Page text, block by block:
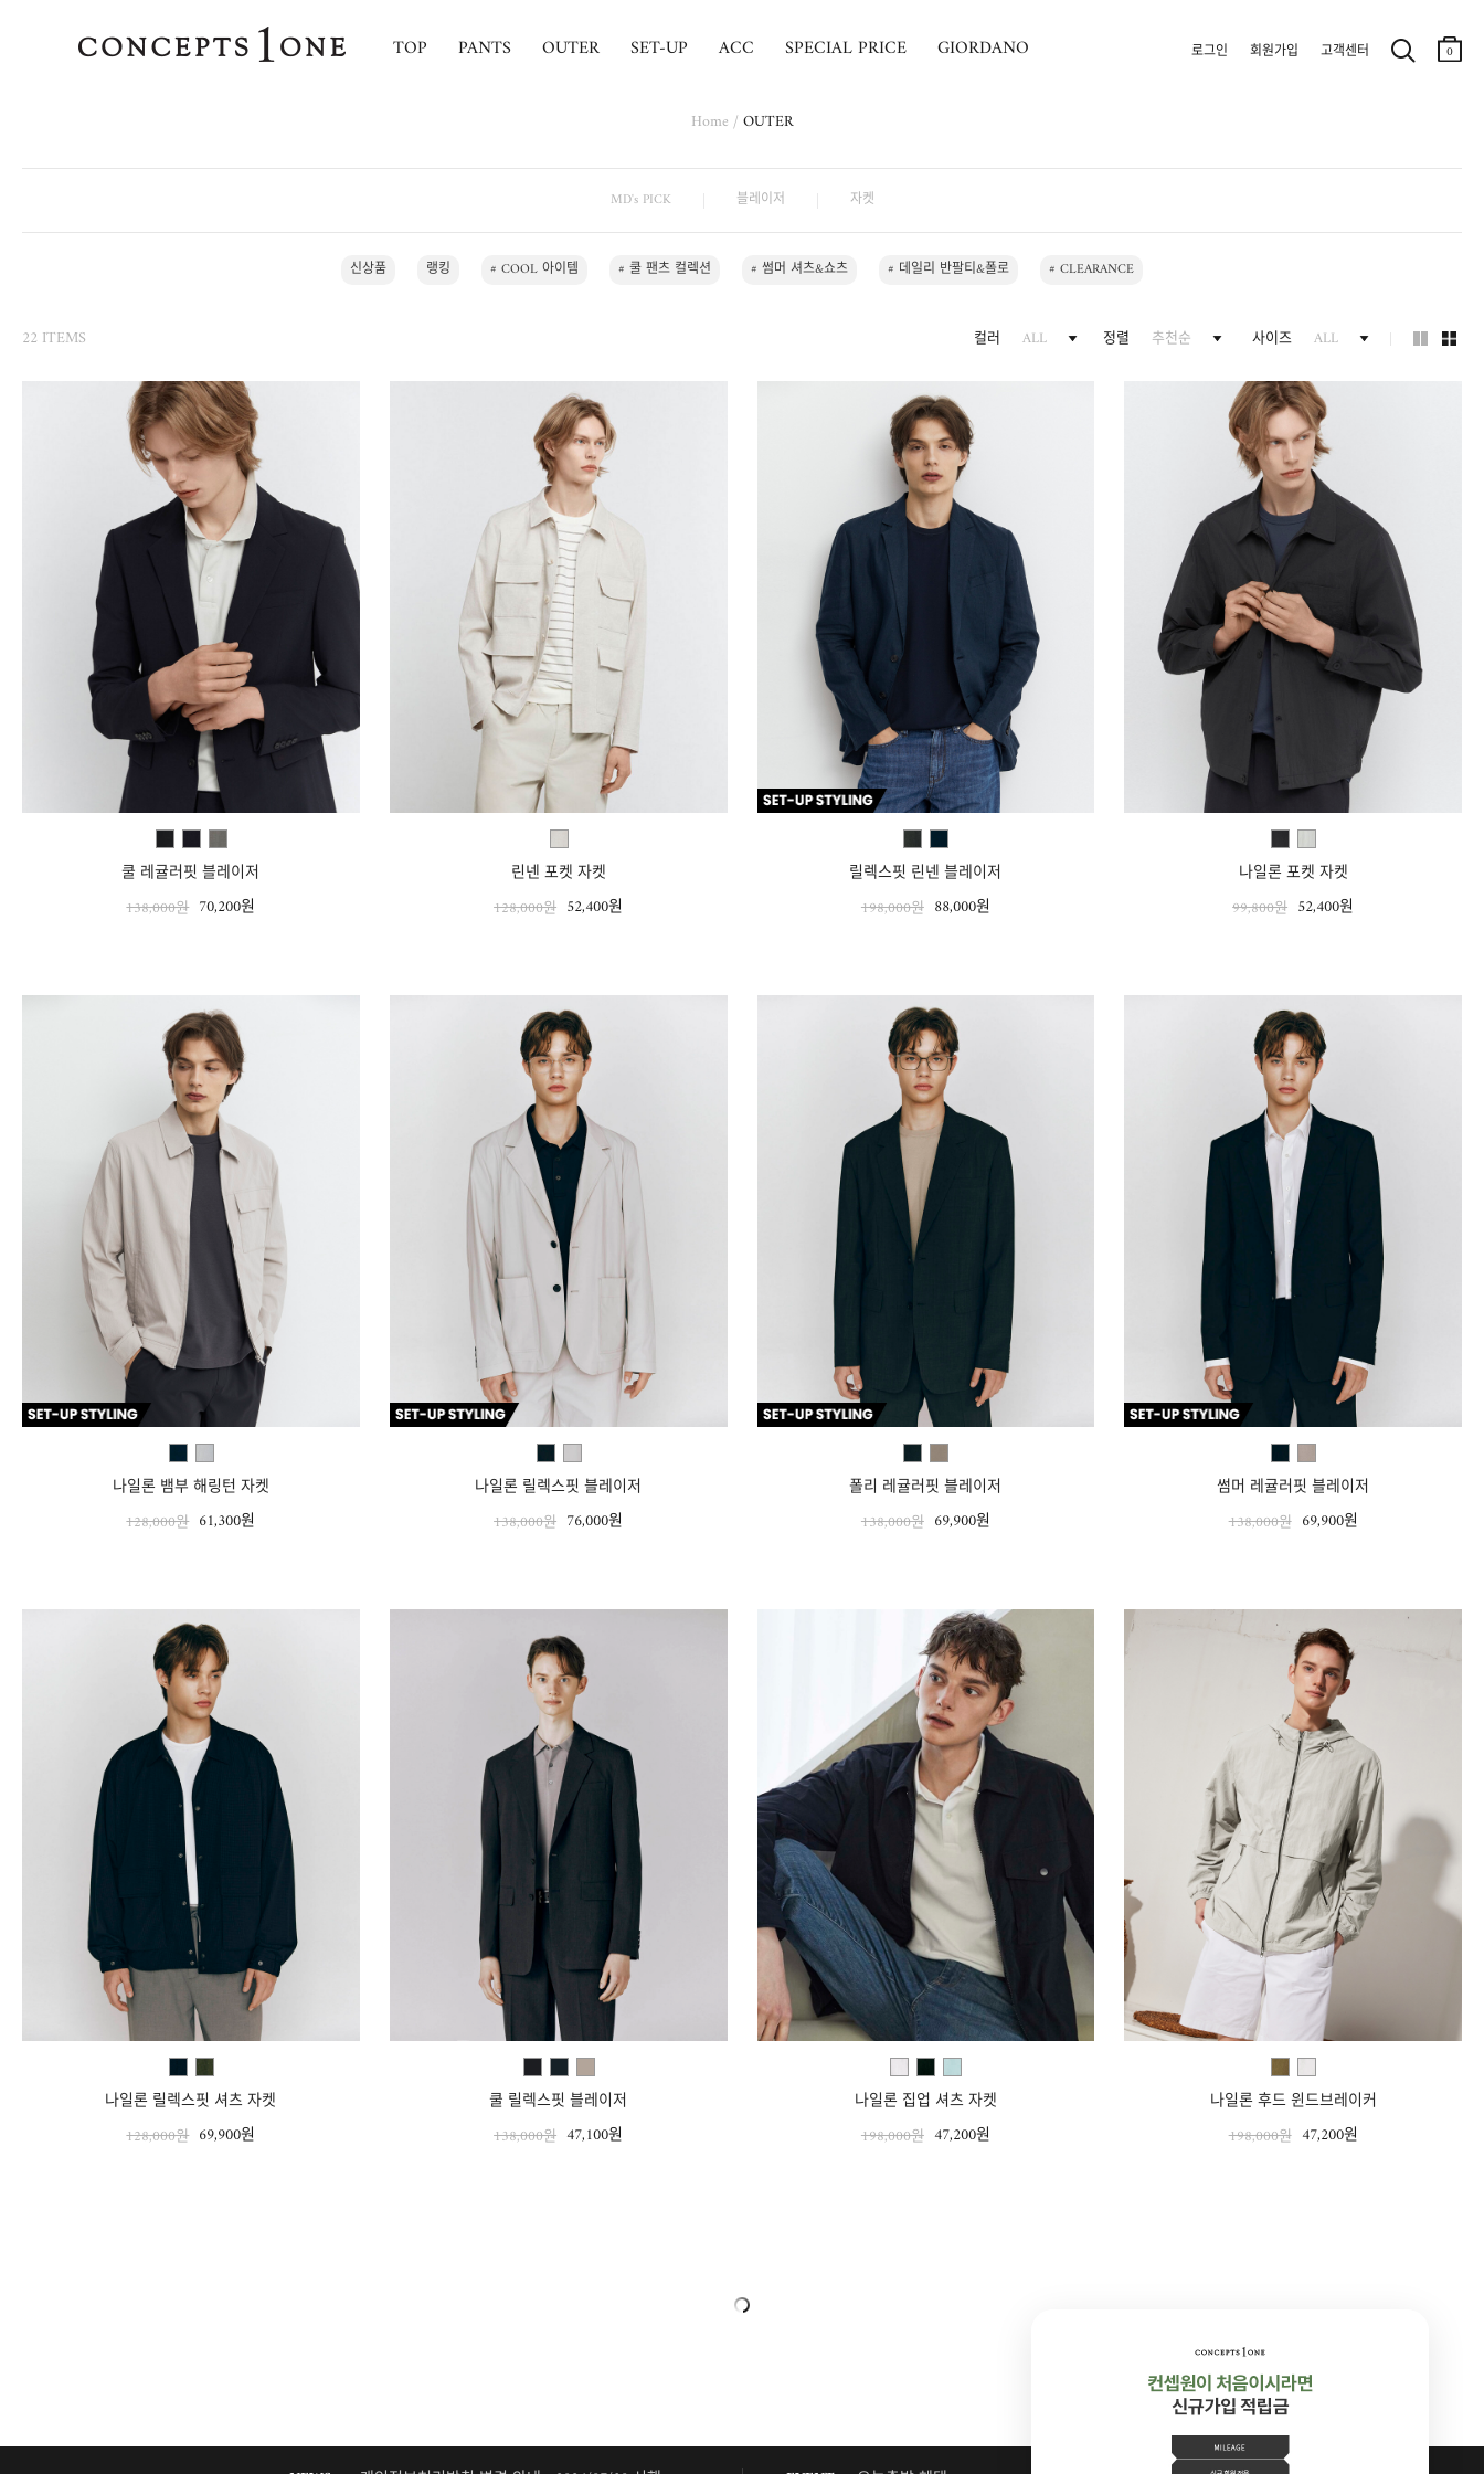
TOP PANTS OUTER SET-UP ACC SPECIAL PRICE GIORDANO 로그인 회원가입 고객센터 0
Home / OUTER
MD's PICK 블레이저 자켓
신상품 랭킹 # COOL 아이템 # 쿨 팬츠 컬렉션 # 썸머 셔츠&쇼츠 # 데일리 반팔티&폴로 # CLEARANCE
22 ITEMS 컬러 ALL 정렬 추천순 사이즈 ALL
쿨 레귤러핏 블레이저
138,000원 70,200원
린넨 포켓 자켓
128,000원 52,400원
릴렉스핏 린넨 블레이저
198,000원 88,000원
나일론 포켓 자켓
99,800원 52,400원
나일론 뱀부 해링턴 자켓
128,000원 61,300원
나일론 릴렉스핏 블레이저
138,000원 76,000원
폴리 레귤러핏 블레이저
138,000원 69,900원
썸머 레귤러핏 블레이저
138,000원 69,900원
나일론 릴렉스핏 셔츠 자켓
128,000원 69,900원
쿨 릴렉스핏 블레이저
138,000원 47,100원
나일론 집업 셔츠 자켓
198,000원 47,200원
나일론 후드 윈드브레이커
198,000원 47,200원